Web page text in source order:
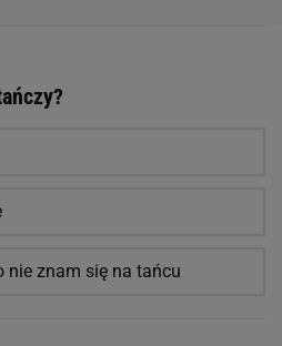
nie znam się na tańcu